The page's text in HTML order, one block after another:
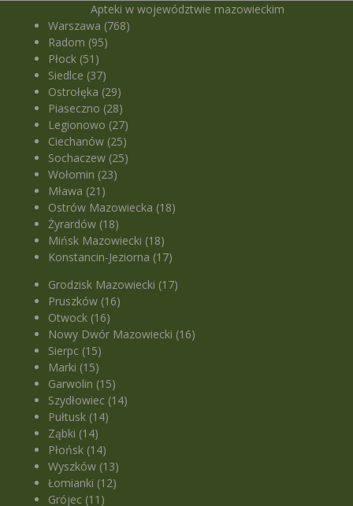
Apteki w województwie mazowieckim
Warszawa (768)
Radom (95)
Płock (51)
Siedlce (37)
Ostrołęka (29)
Piaseczno (28)
Legionowo (27)
Ciechanów (25)
Sochaczew (25)
Wołomin (23)
Mława (21)
Ostrów Mazowiecka (18)
Żyrardów (18)
Mińsk Mazowiecki (18)
Konstancin-Jeziorna (17)
Grodzisk Mazowiecki (17)
Pruszków (16)
Otwock (16)
Nowy Dwór Mazowiecki (16)
Sierpc (15)
Marki (15)
Garwolin (15)
Szydłowiec (14)
Pułtusk (14)
Ząbki (14)
Płońsk (14)
Wyszków (13)
Łomianki (12)
Grójec (11)